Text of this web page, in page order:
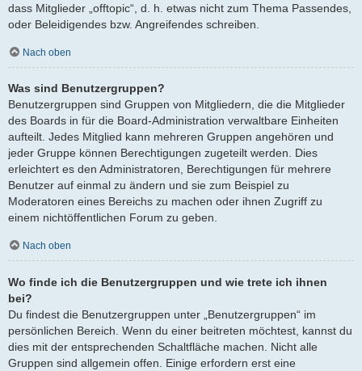
dass Mitglieder „offtopic“, d. h. etwas nicht zum Thema Passendes,
oder Beleidigendes bzw. Angreifendes schreiben.
Nach oben
Was sind Benutzergruppen?
Benutzergruppen sind Gruppen von Mitgliedern, die die Mitglieder
des Boards in für die Board-Administration verwaltbare Einheiten
aufteilt. Jedes Mitglied kann mehreren Gruppen angehören und
jeder Gruppe können Berechtigungen zugeteilt werden. Dies
erleichtert es den Administratoren, Berechtigungen für mehrere
Benutzer auf einmal zu ändern und sie zum Beispiel zu
Moderatoren eines Bereichs zu machen oder ihnen Zugriff zu
einem nichtöffentlichen Forum zu geben.
Nach oben
Wo finde ich die Benutzergruppen und wie trete ich ihnen
bei?
Du findest die Benutzergruppen unter „Benutzergruppen“ im
persönlichen Bereich. Wenn du einer beitreten möchtest, kannst du
dies mit der entsprechenden Schaltfläche machen. Nicht alle
Gruppen sind allgemein offen. Einige erfordern erst eine